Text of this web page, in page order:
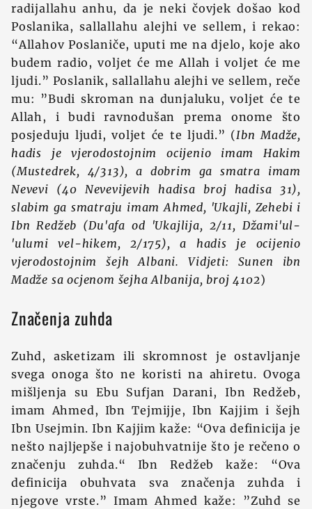
radijallahu anhu, da je neki čovjek došao kod
Poslanika, sallallahu alejhi ve sellem, i rekao:
“Allahov Poslaniče, uputi me na djelo, koje ako
budem radio, voljet će me Allah i voljet će me
ljudi.” Poslanik, sallallahu alejhi ve sellem, reče
mu: ”Budi skroman na dunjaluku, voljet će te
Allah, i budi ravnodušan prema onome što
posjeduju ljudi, voljet će te ljudi.” (Ibn Madže,
hadis je vjerodostojnim ocijenio imam Hakim
(Mustedrek, 4/313), a dobrim ga smatra imam
Nevevi (40 Nevevijevih hadisa broj hadisa 31),
slabim ga smatraju imam Ahmed, 'Ukajli, Zehebi i
Ibn Redžeb (Du'afa od 'Ukajlija, 2/11, Džami'ul-
'ulumi vel-hikem, 2/175), a hadis je ocijenio
vjerodostojnim šejh Albani. Vidjeti: Sunen ibn
Madže sa ocjenom šejha Albanija, broj 4102)
Značenja zuhda
Zuhd, asketizam ili skromnost je ostavljanje
svega onoga što ne koristi na ahiretu. Ovoga
mišljenja su Ebu Sufjan Darani, Ibn Redžeb,
imam Ahmed, Ibn Tejmijje, Ibn Kajjim i šejh
Ibn Usejmin. Ibn Kajjim kaže: “Ova definicija je
nešto najljepše i najobuhvatnije što je rečeno o
značenju zuhda.“ Ibn Redžeb kaže: “Ova
definicija obuhvata sva značenja zuhda i
njegove vrste.” Imam Ahmed kaže: ”Zuhd se